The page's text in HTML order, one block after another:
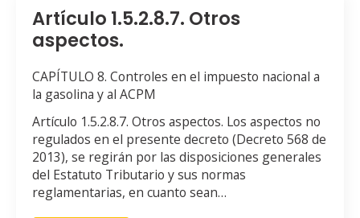
Artículo 1.5.2.8.7. Otros
aspectos.
CAPÍTULO 8. Controles en el impuesto nacional a
la gasolina y al ACPM
Artículo 1.5.2.8.7. Otros aspectos. Los aspectos no
regulados en el presente decreto (Decreto 568 de
2013), se regirán por las disposiciones generales
del Estatuto Tributario y sus normas
reglamentarias, en cuanto sean…